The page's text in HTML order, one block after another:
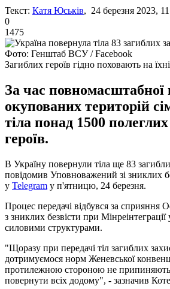
Текст: Катя Юськів, 24 березня 2023,
0
1475
Фото: Генштаб ВСУ / Facebook
Загиблих героїв гідно поховають на
За час повномасштабної
окупованих територій
тіла понад 1500
героїв.
В Україну повернули тіла ще 83
повідомив Уповноважений зі зниклих
у Telegram у п'ятницю, 24 березня.
Процес передачі відбувся за сприяння
з зниклих безвісти при Мінреінтеграції
силовими структурами.
"Щоразу при передачі тіл загиблих
дотримуємося норм Женевської
протилежною стороною не
повернути всіх додому", - зазначив